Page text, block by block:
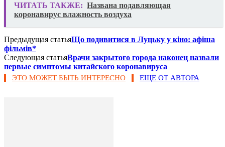
ЧИТАТЬ ТАКЖЕ: Названа подавляющая
коронавирус влажность воздуха
Предыдущая статьяЩо подивитися в Луцьку у кіно: афіша
фільмів*
Следующая статьяВрачи закрытого города наконец назвали
первые симптомы китайского коронавируса
ЭТО МОЖЕТ БЫТЬ ИНТЕРЕСНО ЕЩЕ ОТ АВТОРА